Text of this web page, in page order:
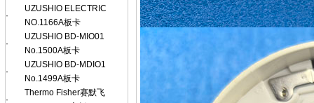
·
UZUSHIO ELECTRIC
NO.1166A板卡
·
UZUSHIO BD-MIO01
No.1500A板卡
·
UZUSHIO BD-MDIO1
No.1499A板卡
·
Thermo Fisher赛默飞